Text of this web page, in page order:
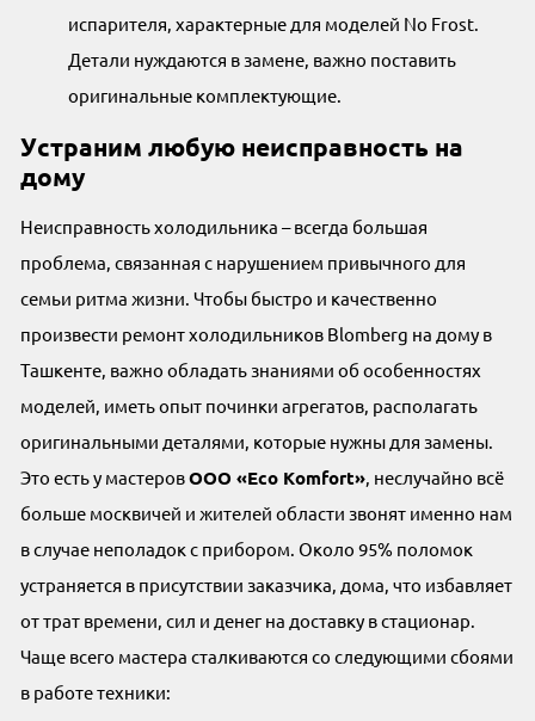
испарителя, характерные для моделей No Frost.
Детали нуждаются в замене, важно поставить
оригинальные комплектующие.
Устраним любую неисправность на
дому
Неисправность холодильника – всегда большая
проблема, связанная с нарушением привычного для
семьи ритма жизни. Чтобы быстро и качественно
произвести ремонт холодильников Blomberg на дому в
Ташкенте, важно обладать знаниями об особенностях
моделей, иметь опыт починки агрегатов, располагать
оригинальными деталями, которые нужны для замены.
Это есть у мастеровOOO «Eco Komfort», неслучайно всё
больше москвичей и жителей области звонят именно нам
в случае неполадок с прибором. Около 95% поломок
устраняется в присутствии заказчика, дома, что избавляет
от трат времени, сил и денег на доставку в стационар.
Чаще всего мастера сталкиваются со следующими сбоями
в работе техники: